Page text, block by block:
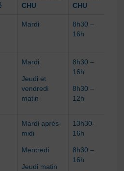
CHU
CHU
Mardi
8h30 –
16h
Mardi
Jeudi et
vendredi
matin
8h30 –
16h
8h30 –
12h
Mardi après-
midi
Mercredi
Jeudi matin
13h30-
16h
8h30 –
16h